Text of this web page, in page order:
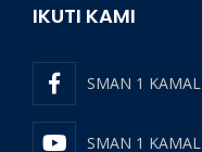
IKUTI KAMI
SMAN 1 KAMAL
SMAN 1 KAMAL